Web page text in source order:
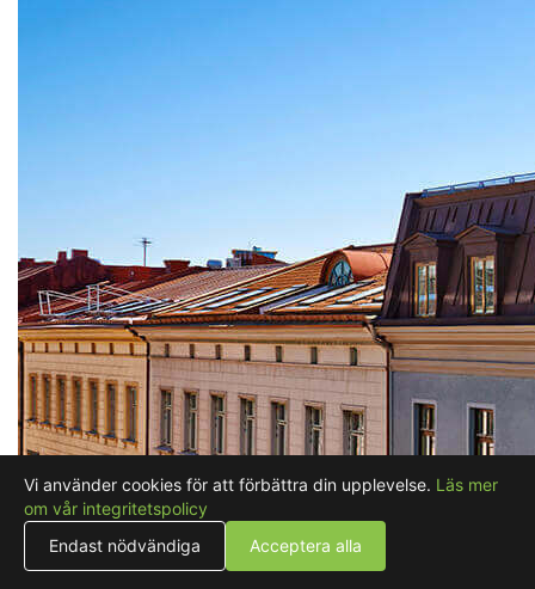
Vi använder cookies för att förbättra din upplevelse. Läs mer
om vår integritetspolicy
Endast nödvändiga
Acceptera alla